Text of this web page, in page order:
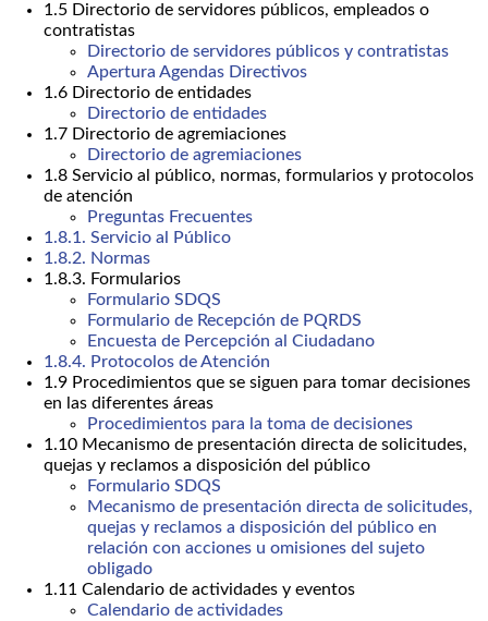
1.5 Directorio de servidores públicos, empleados o
contratistas
Directorio de servidores públicos y contratistas
Apertura Agendas Directivos
1.6 Directorio de entidades
Directorio de entidades
1.7 Directorio de agremiaciones
Directorio de agremiaciones
1.8 Servicio al público, normas, formularios y protocolos
de atención
Preguntas Frecuentes
1.8.1. Servicio al Público
1.8.2. Normas
1.8.3. Formularios
Formulario SDQS
Formulario de Recepción de PQRDS
Encuesta de Percepción al Ciudadano
1.8.4. Protocolos de Atención
1.9 Procedimientos que se siguen para tomar decisiones
en las diferentes áreas
Procedimientos para la toma de decisiones
1.10 Mecanismo de presentación directa de solicitudes,
quejas y reclamos a disposición del público
Formulario SDQS
Mecanismo de presentación directa de solicitudes,
quejas y reclamos a disposición del público en
relación con acciones u omisiones del sujeto
obligado
1.11 Calendario de actividades y eventos
Calendario de actividades